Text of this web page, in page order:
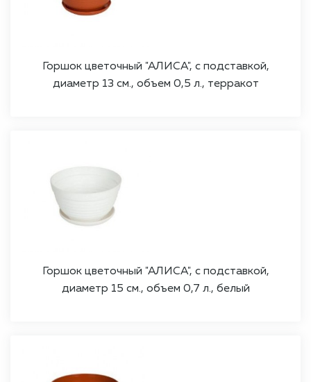
Горшок цветочный "АЛИСА", с подставкой,
диаметр 13 см., объем 0,5 л., терракот
Горшок цветочный "АЛИСА", с подставкой,
диаметр 15 см., объем 0,7 л., белый